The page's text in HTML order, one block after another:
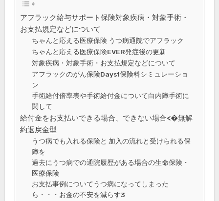
アフラック給与サポート保険対象疾病・対象手術・
お支払規定などについて
ちゃんと応える医療保険 うつ病通院でアフラック
ちゃんと応える医療保険EVER発症後の更新
対象疾病・対象手術・お支払規定などについて
アフラックのがん保険Days1保険料シミュレーショ
ン
手術給付倍率表や手術給付金について白内障手術に
関して
給付金をお支払いできる場合、できない場合<�無解
約返戻金型
うつ病でも入れる保険と 加入の流れと受けられる保
障を
過去にうつ病での通院履歴がある場合の生命保険・
医療保険
お支払事例についてうつ病になってしまった
ら・・・お金の不安を減らす3